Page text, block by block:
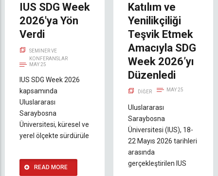
IUS SDG Week
2026'ya Yön
Verdi
SEMINER VE
KONFERANSLAR
MAY 25
IUS SDG Week 2026
kapsamında
Uluslararası
Saraybosna
Üniversitesi, küresel ve
yerel ölçekte sürdürüle
READ MORE
Katılım ve
Yenilikçiliği
Teşvik Etmek
Amacıyla SDG
Week 2026’yı
Düzenledi
DIĞER MAY 25
Uluslararası
Saraybosna
Üniversitesi (IUS), 18-
22 Mayıs 2026 tarihleri
arasında
gerçekleştirilen IUS